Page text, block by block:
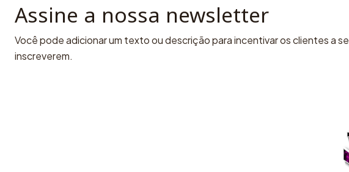
Assine a nossa newsletter
Você pode adicionar um texto ou descrição para incentivar os clientes a se
inscreverem.